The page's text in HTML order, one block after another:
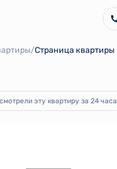
/Страница квартиры
смотрели эту квартиру за 24 часа